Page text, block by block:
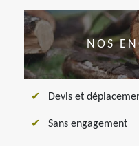
NOS
Devis et
Sans engagement